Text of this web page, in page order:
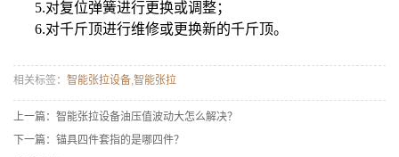
5.对复位弹簧进行更换或调整；
6.对千斤顶进行维修或更换新的千斤顶。
相关标签： 智能张拉设备,智能张拉
上一篇： 智能张拉设备油压值波动大怎么解决？
下一篇： 锚具四件套指的是哪四件？